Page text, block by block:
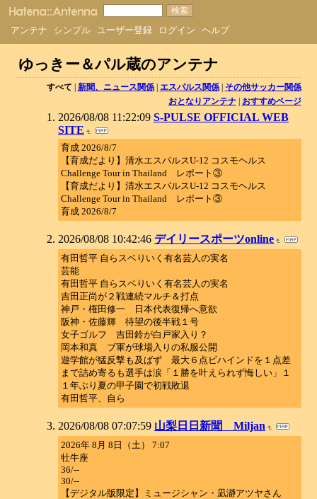
アンテナ シンプル ユーザー登録 ログイン ヘルプ
ゆっきー＆パル蔵のアンテナ
すべて | 新聞、ニュース関係| エスパルス関係| その他サッカー関係
おとなりアンテナ| おすすめページ
2026/08/08 11:22:09 S-PULSE OFFICIAL WEB
SITE
育成 2026/8/7
【育成だより】清水エスパルスU-12 コスモヘルス
Challenge Tour in Thailand レポート③
【育成だより】清水エスパルスU-12 コスモヘルス
Challenge Tour in Thailand レポート③
育成 2026/8/7
2026/08/08 10:42:46 デイリースポーツonline
有田哲平 自らスベりいく有名芸人の実名
芸能
有田哲平 自らスベりいく有名芸人の実名
吉田正尚が２戦連続マルチ＆打点
神戸・権田修一 日本代表復帰へ意欲
阪神・佐藤輝 待望の後半戦１号
女子ゴルフ 吉田鈴が白戸家入り？
岡本和真 ブ軍が球場入りの私服公開
遊学館が猛反撃も及ばず 最大６点ビハインドを１点差
まで詰め寄るも選手は涙「１勝を叶えられず悔しい」１
１年ぶり夏の甲子園で初戦敗退
有田哲平、自ら
2026/08/08 07:07:59 山梨日日新聞 Miljan
2026年 8月 8日（土） 7:07
牡牛座
36/--
30/--
【デジタル版限定】ミュージシャン・凪瀞アツヤさん